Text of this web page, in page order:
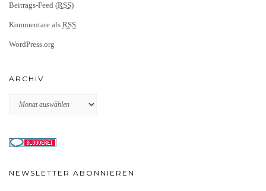
Beitrags-Feed (RSS)
Kommentare als RSS
WordPress.org
ARCHIV
Archiv
NEWSLETTER ABONNIEREN